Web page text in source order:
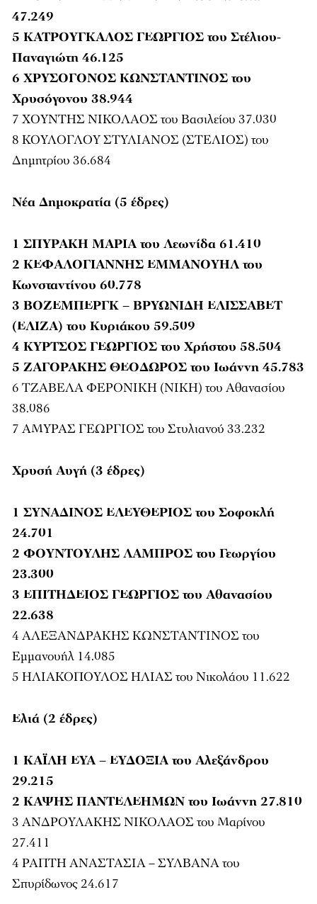
47.249
5 ΚΑΤΡΟΥΓΚΑΛΟΣ ΓΕΩΡΓΙΟΣ του Στέλιου-
Παναγιώτη 46.125
6 ΧΡΥΣΟΓΟΝΟΣ ΚΩΝΣΤΑΝΤΙΝΟΣ του
Χρυσόγονου 38.944
7 ΧΟΥΝΤΗΣ ΝΙΚΟΛΑΟΣ του Βασιλείου 37.030
8 ΚΟΥΛΟΓΛΟΥ ΣΤΥΛΙΑΝΟΣ (ΣΤΕΛΙΟΣ) του
Δημητρίου 36.684
Νέα Δημοκρατία (5 έδρες)
1 ΣΠΥΡΑΚΗ ΜΑΡΙΑ του Λεωνίδα 61.410
2 ΚΕΦΑΛΟΓΙΑΝΝΗΣ ΕΜΜΑΝΟΥΗΛ του
Κωνσταντίνου 60.778
3 ΒΟΖΕΜΠΕΡΓΚ – ΒΡΥΩΝΙΔΗ ΕΛΙΣΣΑΒΕΤ
(ΕΛΙΖΑ) του Κυριάκου 59.509
4 ΚΥΡΤΣΟΣ ΓΕΩΡΓΙΟΣ του Χρήστου 58.504
5 ΖΑΓΟΡΑΚΗΣ ΘΕΟΔΩΡΟΣ του Ιωάννη 45.783
6 ΤΖΑΒΕΛΑ ΦΕΡΟΝΙΚΗ (ΝΙΚΗ) του Αθανασίου
38.086
7 ΑΜΥΡΑΣ ΓΕΩΡΓΙΟΣ του Στυλιανού 33.232
Χρυσή Αυγή (3 έδρες)
1 ΣΥΝΑΔΙΝΟΣ ΕΛΕΥΘΕΡΙΟΣ του Σοφοκλή
24.701
2 ΦΟΥΝΤΟΥΛΗΣ ΛΑΜΠΡΟΣ του Γεωργίου
23.300
3 ΕΠΙΤΗΔΕΙΟΣ ΓΕΩΡΓΙΟΣ του Αθανασίου
22.638
4 ΑΛΕΞΑΝΔΡΑΚΗΣ ΚΩΝΣΤΑΝΤΙΝΟΣ του
Εμμανουήλ 14.085
5 ΗΛΙΑΚΟΠΟΥΛΟΣ ΗΛΙΑΣ του Νικολάου 11.622
Ελιά (2 έδρες)
1 ΚΑΪΛΗ ΕΥΑ – ΕΥΔΟΞΙΑ του Αλεξάνδρου
29.215
2 ΚΑΨΗΣ ΠΑΝΤΕΛΕΗΜΩΝ του Ιωάννη 27.810
3 ΑΝΔΡΟΥΛΑΚΗΣ ΝΙΚΟΛΑΟΣ του Μαρίνου
27.411
4 ΡΑΠΤΗ ΑΝΑΣΤΑΣΙΑ – ΣΥΛΒΑΝΑ του
Σπυρίδωνος 24.617